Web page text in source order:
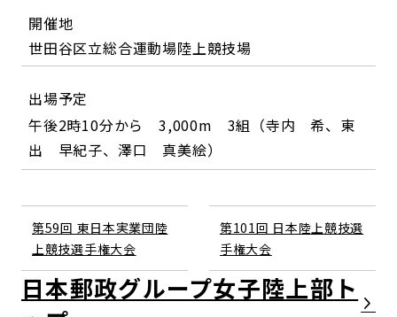
開催地
世田谷区立総合運動場陸上競技場
出場予定
午後2時10分から 3,000m 3組（寺内 希、東
出 早紀子、澤口 真美絵）
第59回 東日本実業団陸
上競技選手権大会
第101回 日本陸上競技選
手権大会
日本郵政グループ女子陸上部